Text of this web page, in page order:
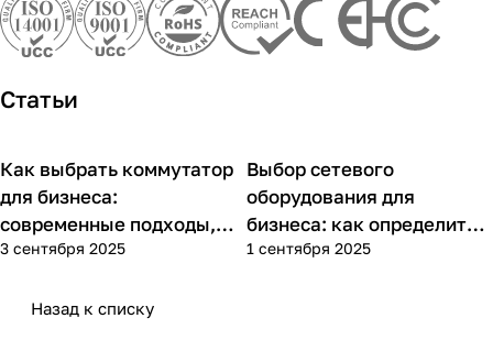
Статьи
Советы покупателям
Как выбрать коммутатор
для бизнеса:
современные подходы,
практика применения и
3 сентября 2025
Советы покупателям
Выбор сетевого
оборудования для
бизнеса: как определить
потребности компании и
1 сентября 2025
Назад к списку